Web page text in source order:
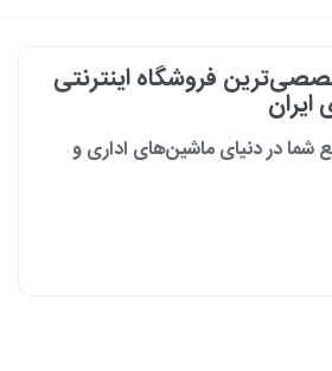
فروشگاه اینترنتی
شما در دنیای ماشین‌های اداری و
و سازمان‌ها برای افزایش بهره‌وری خود به
دسترسی به ابزارهای کارآمد و قابل اعتماد یک